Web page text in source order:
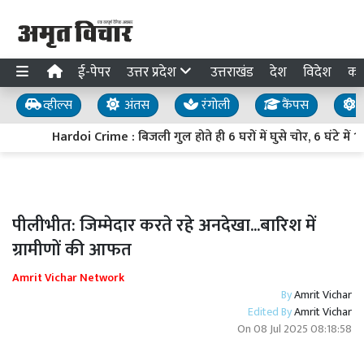
ई-पेपर उत्तर प्रदेश उत्तराखंड देश विदेश
व्हील्स अंतस रंगोली कैंपस
Hardoi Crime : बिजली गुल होते ही 6 घरों में घुसे चोर, 6 घंटे में
पीलीभीत: जिम्मेदार करते रहे अनदेखा...बारिश में
ग्रामीणों की आफत
Amrit Vichar Network
ByAmrit Vichar
Edited ByAmrit Vichar
On08 Jul 2025 08:18:58